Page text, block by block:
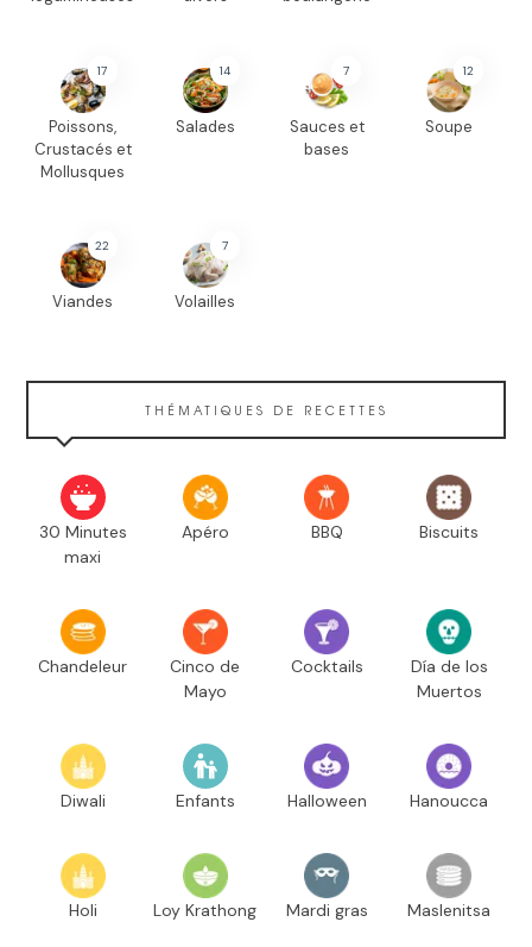
17
Poissons,
Crustacés et
Mollusques
14
Salades
7
Sauces et
bases
12
Soupe
22
Viandes
7
Volailles
THÉMATIQUES DE RECETTES
30 Minutes
maxi
Apéro BBQ Biscuits
Chandeleur
Cinco de
Mayo
Cocktails
Día de los
Muertos
Diwali Enfants Halloween Hanoucca
Holi Loy Krathong Mardi gras Maslenitsa